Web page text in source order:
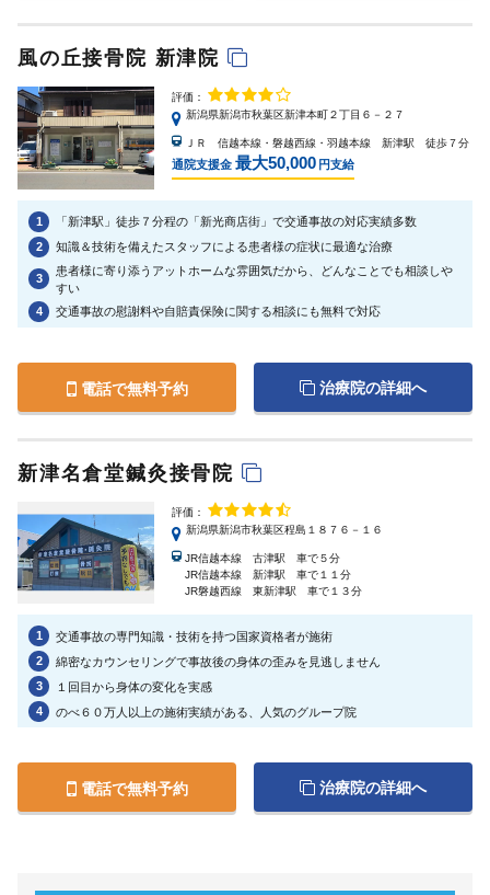
風の丘接骨院 新津院
評価：
新潟県新潟市秋葉区新津本町２丁目６－２７
ＪＲ 信越本線・磐越西線・羽越本線 新津駅 徒歩７分
通院支援金 最大50,000 円支給
1
「新津駅」徒歩７分程の「新光商店街」で交通事故の対応実績多数
2
知識＆技術を備えたスタッフによる患者様の症状に最適な治療
3
患者様に寄り添うアットホームな雰囲気だから、どんなことでも相談しや
すい
4
交通事故の慰謝料や自賠責保険に関する相談にも無料で対応
電話で無料予約 治療院の詳細へ
新津名倉堂鍼灸接骨院
評価：
新潟県新潟市秋葉区程島１８７６－１６
JR信越本線 古津駅 車で５分
JR信越本線 新津駅 車で１１分
JR磐越西線 東新津駅 車で１３分
1
交通事故の専門知識・技術を持つ国家資格者が施術
2
綿密なカウンセリングで事故後の身体の歪みを見逃しません
3
１回目から身体の変化を実感
4
のべ６０万人以上の施術実績がある、人気のグループ院
電話で無料予約 治療院の詳細へ